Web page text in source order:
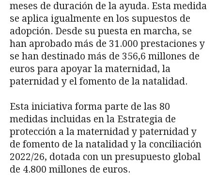
meses de duración de la ayuda. Esta medida
se aplica igualmente en los supuestos de
adopción. Desde su puesta en marcha, se
han aprobado más de 31.000 prestaciones y
se han destinado más de 356,6 millones de
euros para apoyar la maternidad, la
paternidad y el fomento de la natalidad.
Esta iniciativa forma parte de las 80
medidas incluidas en la Estrategia de
protección a la maternidad y paternidad y
de fomento de la natalidad y la conciliación
2022/26, dotada con un presupuesto global
de 4.800 millones de euros.